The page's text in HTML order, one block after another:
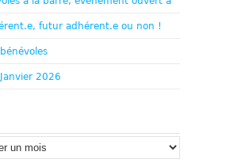
futur adhérent.e ou non !
2026